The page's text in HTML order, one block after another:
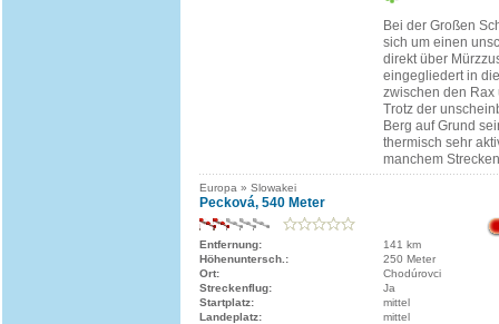
Bei der Großen
sich um einen
direkt über
eingegliedert in
zwischen den Rax
Trotz der
Berg auf Grund
thermisch sehr
manchem
Europa » Slowakei
Pecková, 540 Meter
Entfernung:
141 km
Höhenuntersch.:
250 Meter
Ort:
Chodúrovci
Streckenflug:
Ja
Startplatz:
mittel
Landeplatz:
mittel